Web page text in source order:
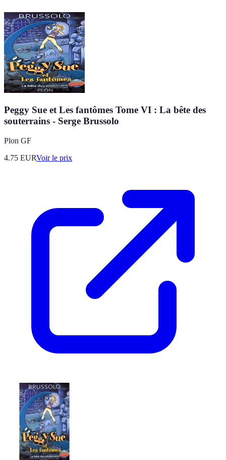
Peggy Sue et Les fantômes Tome VI : La bête des
souterrains - Serge Brussolo
Plon GF
4.75 EURVoir le prix